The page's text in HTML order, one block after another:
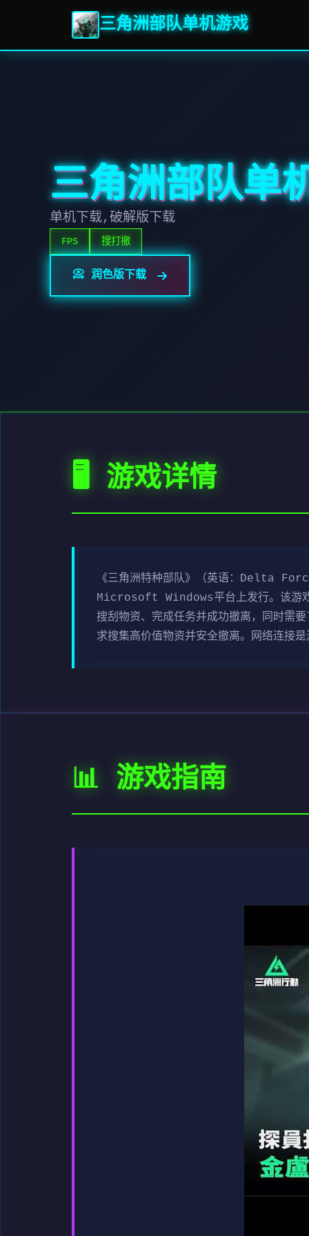
三角洲部队单机游戏
三角洲部队单
单机下载,破解版下载
FPS 搜打撤
📀 润色版下载
🖥️ 游戏详情
《三角洲特种部队》（英语：Delta
Microsoft Windows平台上发行。该游戏
搜刮物资、完成任务并成功撤离，同时需
求搜集高价值物资并安全撤离。网络连接
📊 游戏指南